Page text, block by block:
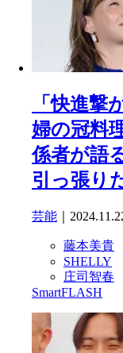
「快進撃
婦の冠料
係者が語
引っ張り
芸能 ｜
藤本美貴
SHELLY
庄司智春
SmartFLASH